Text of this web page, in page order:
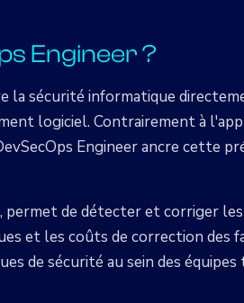
Engineer ?
la sécurité informatique
logiciel. Contrairement à
Engineer ancre cette
permet de détecter et corriger
et les coûts de correction des
de sécurité au sein des équipes